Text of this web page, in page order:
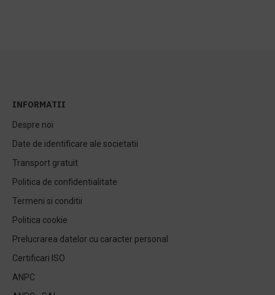
INFORMATII
Despre noi
Date de identificare ale societatii
Transport gratuit
Politica de confidentialitate
Termeni si conditii
Politica cookie
Prelucrarea datelor cu caracter personal
Certificari ISO
ANPC